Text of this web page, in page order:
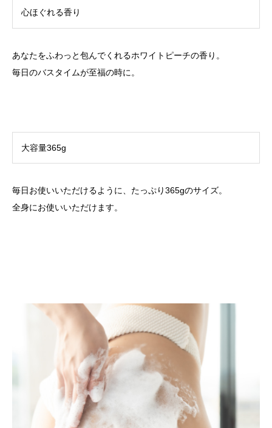
心ほぐれる香り
あなたをふわっと包んでくれるホワイトピーチの香り。
毎日のバスタイムが至福の時に。
大容量365g
毎日お使いいただけるように、たっぷり365gのサイズ。
全身にお使いいただけます。